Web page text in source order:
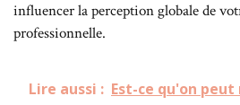
influencer la perception globale de
professionnelle.
Lire aussi : Est-ce qu'on